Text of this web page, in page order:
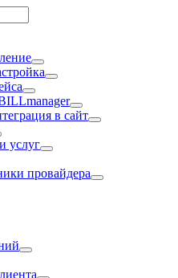
в сайт
услуг
провайдера